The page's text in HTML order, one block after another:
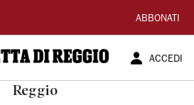
ABBONATI
ACCEDI
Reggio